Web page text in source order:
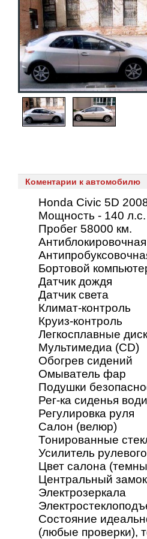
Коментарии к автомобилю
Honda Civic 5D
Мощность - 140 л.с.
Пробег 58000 км.
Бортовой
Датчик дождя
Датчик света
Климат-контроль
Круиз-контроль
Легкосплавные
Мультимедиа (CD)
Обогрев сидений
Омыватель фар
Подушки
Рег-ка сиденья
Регулировка руля
Салон (велюр)
Тонированные
Усилитель
Цвет салона
Центральный замок
Электрозеркала
Состояние
(любые проверки),